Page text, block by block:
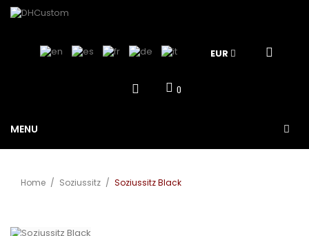
EUR
0
MENU
Home / Soziussitz / Soziussitz Black